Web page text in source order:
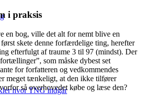
hvor TNG indgår
i praksis
en bog, ville det alt for nemt blive en
skete denne forfærdelige ting, herefter
efterfulgt af traume 3 til 97 (mindst). Der
som måske dybest set
for forfatteren og vedkommendes
meget tænkeligt, at den ikke tilfører
så overhovedet købe og læse den?